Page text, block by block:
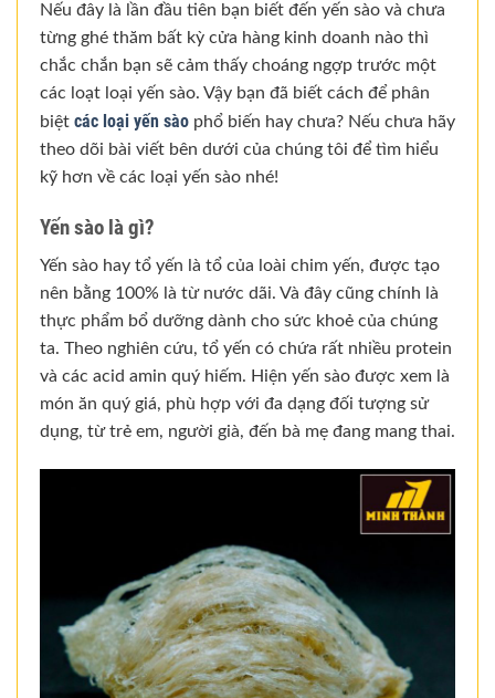
Nếu đây là lần đầu tiên bạn biết đến yến sào và chưa
từng ghé thăm bất kỳ cửa hàng kinh doanh nào thì
chắc chắn bạn sẽ cảm thấy choáng ngợp trước một
các loạt loại yến sào. Vậy bạn đã biết cách để phân
biệt các loại yến sào phổ biến hay chưa? Nếu chưa hãy
theo dõi bài viết bên dưới của chúng tôi để tìm hiểu
kỹ hơn về các loại yến sào nhé!
Yến sào là gì?
Yến sào hay tổ yến là tổ của loài chim yến, được tạo
nên bằng 100% là từ nước dãi. Và đây cũng chính là
thực phẩm bổ dưỡng dành cho sức khoẻ của chúng
ta. Theo nghiên cứu, tổ yến có chứa rất nhiều protein
và các acid amin quý hiếm. Hiện yến sào được xem là
món ăn quý giá, phù hợp với đa dạng đối tượng sử
dụng, từ trẻ em, người già, đến bà mẹ đang mang thai.